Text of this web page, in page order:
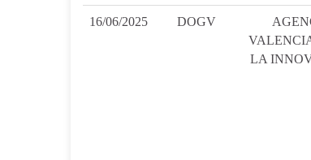
16/06/2025 DOGV
LA